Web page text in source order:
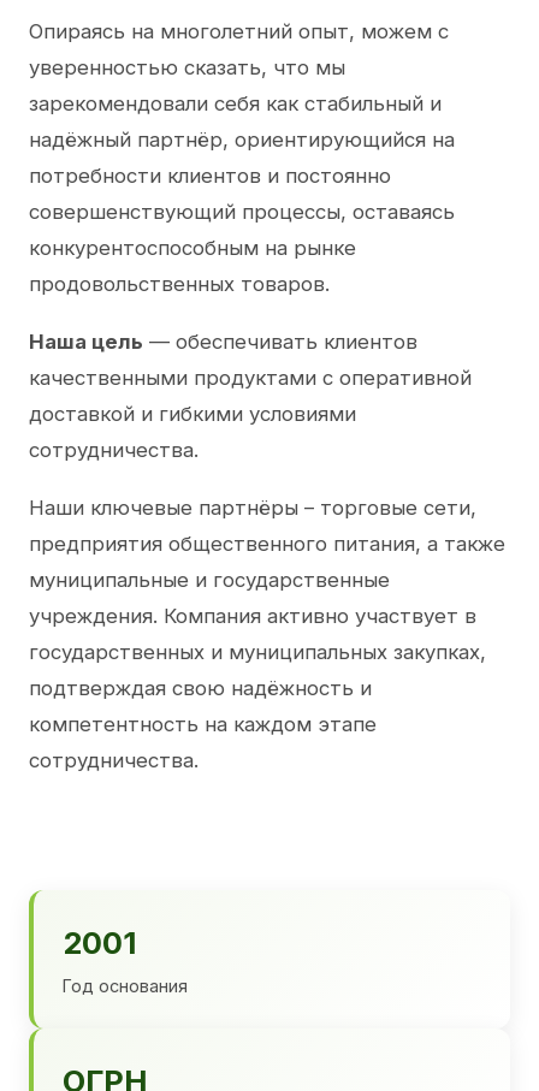
Опираясь на многолетний опыт, можем с
уверенностью сказать, что мы
зарекомендовали себя как стабильный и
надёжный партнёр, ориентирующийся на
потребности клиентов и постоянно
совершенствующий процессы, оставаясь
конкурентоспособным на рынке
продовольственных товаров.
Наша цель — обеспечивать клиентов
качественными продуктами с оперативной
доставкой и гибкими условиями
сотрудничества.
Наши ключевые партнёры – торговые сети,
предприятия общественного питания, а также
муниципальные и государственные
учреждения. Компания активно участвует в
государственных и муниципальных закупках,
подтверждая свою надёжность и
компетентность на каждом этапе
сотрудничества.
2001
Год основания
ОГРН